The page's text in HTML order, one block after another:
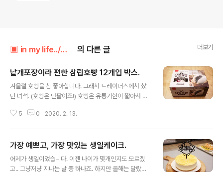
▣ in my life../┗ 버섯메뉴판 의 다른 글 더보기
낱개포장이라 편한 삼립호빵 12개입 박스.
겨울철 호빵을 참 좋아합니다. 그래서 트레이더스에서 샀
던 녀석. (호빵은 단팥이죠!) 호빵은 유통기한이 짧아서 냉
라 참 좋습니다. 보관하기도 쩌먹기도.. 물론... 이미 다 먹
5 0 2020. 2. 13.
가장 예쁘고, 가장 맛있는 생일케이크.
어제가 생일이었습니다. 이젠 나이가 몇개인지도 모르겠
고.. 그냥저냥 지나는 날 중 하나죠. 하지만 올해는 달랐습